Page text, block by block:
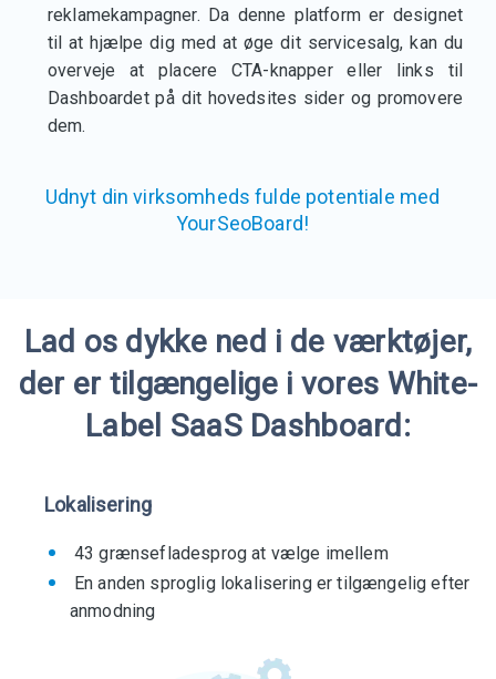
reklamekampagner. Da denne platform er designet
til at hjælpe dig med at øge dit servicesalg, kan du
overveje at placere CTA-knapper eller links til
Dashboardet på dit hovedsites sider og promovere
dem.
Udnyt din virksomheds fulde potentiale med
YourSeoBoard!
Lad os dykke ned i de værktøjer,
der er tilgængelige i vores White-
Label SaaS Dashboard:
Lokalisering
43 grænsefladesprog at vælge imellem
En anden sproglig lokalisering er tilgængelig efter
anmodning